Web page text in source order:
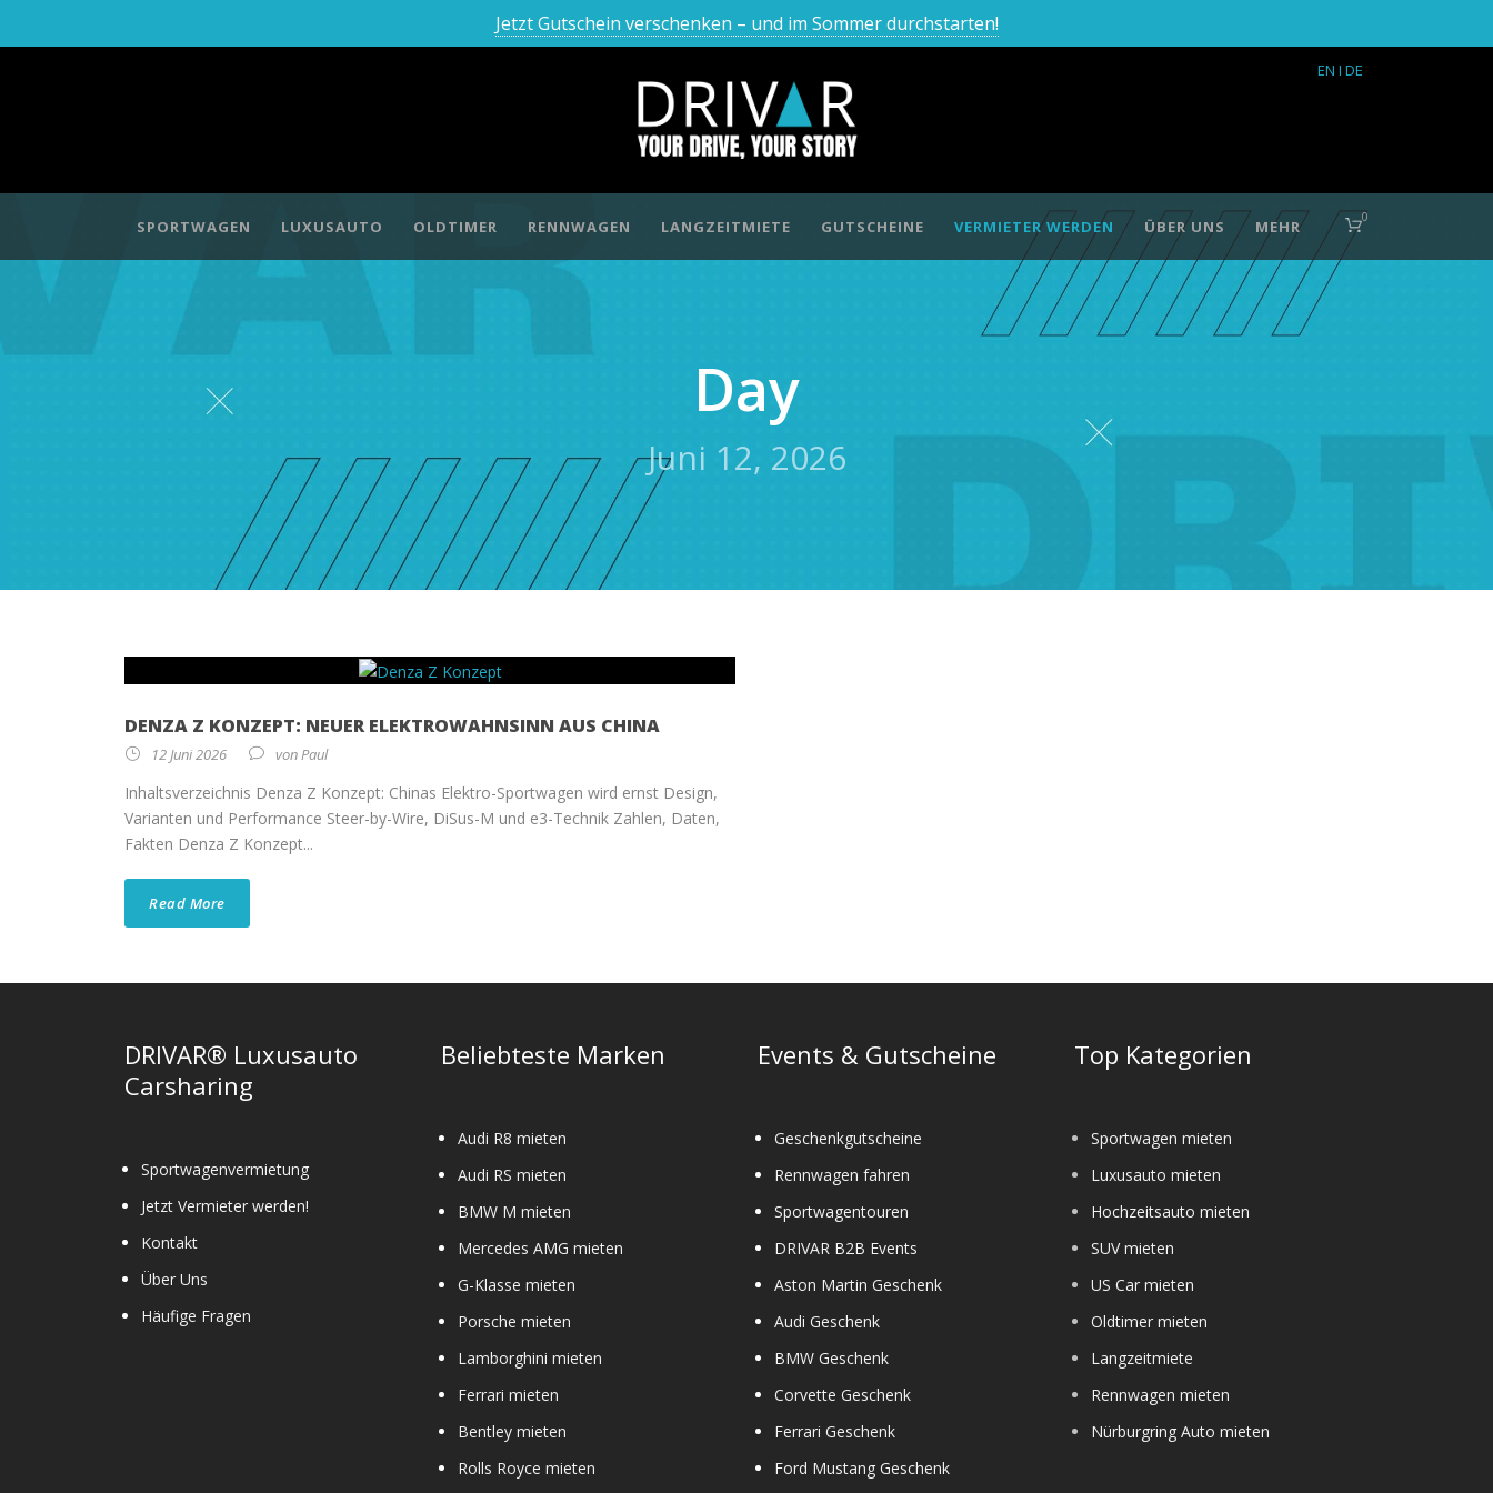
Jetzt Gutschein verschenken – und im Sommer durchstarten!
EN I DE
SPORTWAGEN LUXUSAUTO OLDTIMER RENNWAGEN LANGZEITMIETE GUTSCHEINE VERMIETER WERDEN ÜBER UNS MEHR 0
Day
Juni 12, 2026
DENZA Z KONZEPT: NEUER ELEKTROWAHNSINN AUS CHINA
12 Juni 2026 vonPaul
Inhaltsverzeichnis Denza Z Konzept: Chinas Elektro-Sportwagen wird ernst Design,
Varianten und Performance Steer-by-Wire, DiSus-M und e3-Technik Zahlen, Daten,
Fakten Denza Z Konzept...
Read More
DRIVAR® Luxusauto
Carsharing
Sportwagenvermietung
Jetzt Vermieter werden!
Kontakt
Über Uns
Häufige Fragen
Beliebteste Marken
Audi R8 mieten
Audi RS mieten
BMW M mieten
Mercedes AMG mieten
G-Klasse mieten
Porsche mieten
Lamborghini mieten
Ferrari mieten
Bentley mieten
Rolls Royce mieten
Events & Gutscheine
Geschenkgutscheine
Rennwagen fahren
Sportwagentouren
DRIVAR B2B Events
Aston Martin Geschenk
Audi Geschenk
BMW Geschenk
Corvette Geschenk
Ferrari Geschenk
Ford Mustang Geschenk
Top Kategorien
Sportwagen mieten
Luxusauto mieten
Hochzeitsauto mieten
SUV mieten
US Car mieten
Oldtimer mieten
Langzeitmiete
Rennwagen mieten
Nürburgring Auto mieten